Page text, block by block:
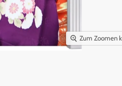
Zum Zoomen